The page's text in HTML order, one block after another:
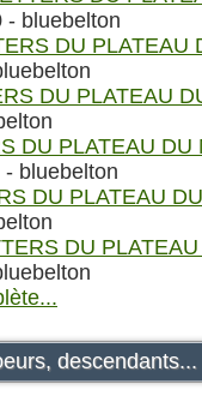
- bluebelton
DU PLATEAU
DU PLATEAU
DU PLATEAU DU
bluebelton
DU PLATEAU
DU
descendants...